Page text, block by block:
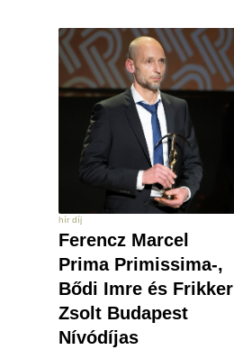
hír díj
Ferencz Marcel
Prima Primissima-,
Bődi Imre és Frikker
Zsolt Budapest
Nívódíjas